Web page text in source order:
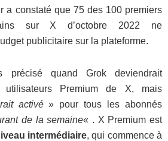
a constaté que 75 des 100 premiers
sur X d’octobre 2022 ne
publicitaire sur la plateforme.
précisé quand Grok deviendrait
Premium de X, mais
activé» pour tous les abonnés
de la semaine« . X Premium est
intermédiaire, qui commence à